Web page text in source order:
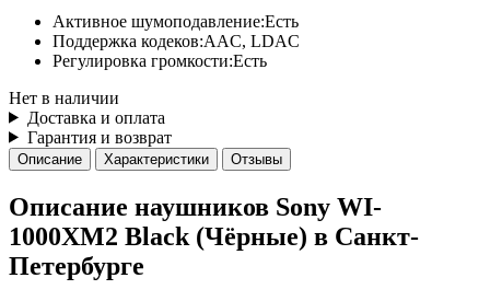
Активное шумоподавление:Есть
Поддержка кодеков:AAC, LDAC
Регулировка громкости:Есть
Нет в наличии
Доставка и оплата
Гарантия и возврат
Описание Характеристики Отзывы
Описание наушников Sony WI-
1000XM2 Black (Чёрные) в Санкт-
Петербурге